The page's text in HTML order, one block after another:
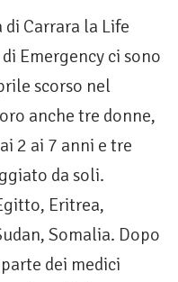
di Carrara la Life
Emergency ci sono
scorso nel
anche tre donne,
2 ai 7 anni e tre
da soli.
Eritrea,
Somalia. Dopo
dei medici